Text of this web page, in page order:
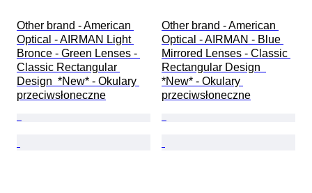
Other brand - American
Optical - AIRMAN Light
Bronce - Green Lenses -
Classic Rectangular
Design  *New* - Okulary
przeciwsłoneczne
Other brand - American
Optical - AIRMAN - Blue
Mirrored Lenses - Classic
Rectangular Design
*New* - Okulary
przeciwsłoneczne